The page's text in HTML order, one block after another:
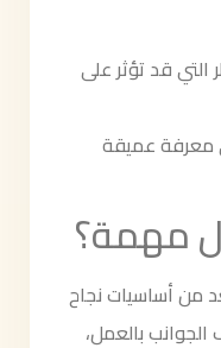
التي قد تؤثر على
معرفة عميقة
مهمة؟
من أساسيات نجاح
بالعمل،